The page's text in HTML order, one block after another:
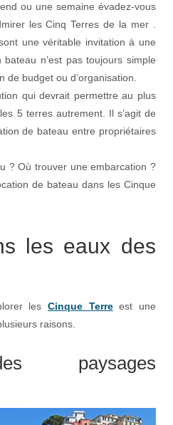
ou une semaine évadez-vous
les Cinq Terres de la mer .
une véritable invitation à une
n’est pas toujours simple
de budget ou d’organisation.
qui devrait permettre au plus
5 terres autrement. Il s’agit de
de bateau entre propriétaires
? Où trouver une embarcation ?
de bateau dans les Cinque
les eaux des
les Cinque Terreest une
raisons.
paysages